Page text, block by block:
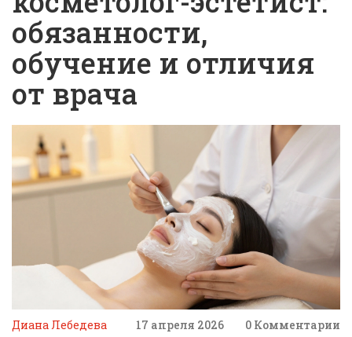
обязанности,
обучение и отличия
от врача
Диана Лебедева 17 апреля 2026 0 Комментарии